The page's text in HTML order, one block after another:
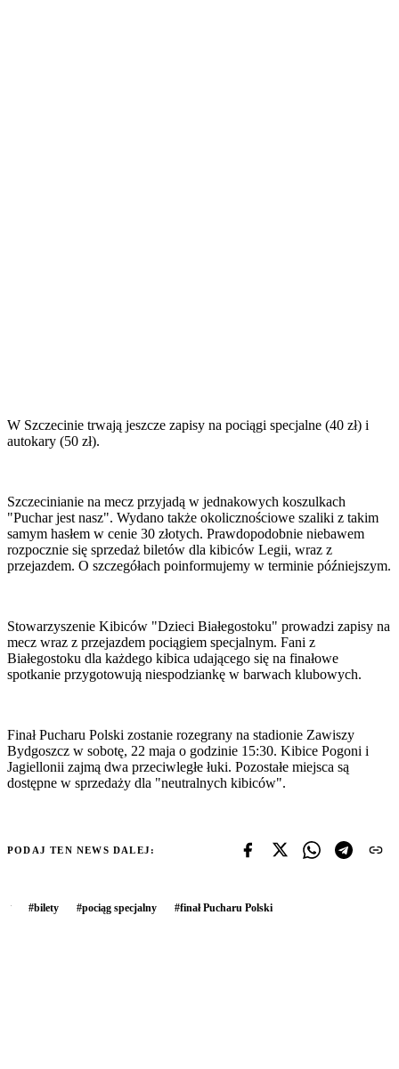
W Szczecinie trwają jeszcze zapisy na pociągi specjalne (40 zł) i
autokary (50 zł).
Szczecinianie na mecz przyjadą w jednakowych koszulkach
"Puchar jest nasz". Wydano także okolicznościowe szaliki z takim
samym hasłem w cenie 30 złotych. Prawdopodobnie niebawem
rozpocznie się sprzedaż biletów dla kibiców Legii, wraz z
przejazdem. O szczegółach poinformujemy w terminie późniejszym.
Stowarzyszenie Kibiców "Dzieci Białegostoku" prowadzi zapisy na
mecz wraz z przejazdem pociągiem specjalnym. Fani z
Białegostoku dla każdego kibica udającego się na finałowe
spotkanie przygotowują niespodziankę w barwach klubowych.
Finał Pucharu Polski zostanie rozegrany na stadionie Zawiszy
Bydgoszcz w sobotę, 22 maja o godzinie 15:30. Kibice Pogoni i
Jagiellonii zajmą dwa przeciwległe łuki. Pozostałe miejsca są
dostępne w sprzedaży dla "neutralnych kibiców".
PODAJ TEN NEWS DALEJ:
#bilety #pociąg specjalny #finał Pucharu Polski